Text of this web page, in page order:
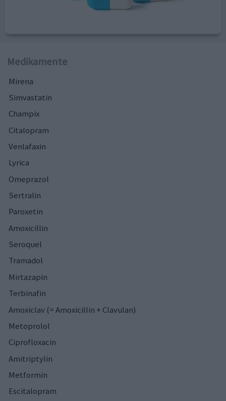
Medikamente
Mirena
Simvastatin
Champix
Citalopram
Venlafaxin
Lyrica
Omeprazol
Sertralin
Paroxetin
Amoxicillin
Seroquel
Tramadol
Mirtazapin
Terbinafin
Amoxiclav (= Amoxicillin + Clavulan)
Metoprolol
Ciprofloxacin
Amitriptylin
Metformin
Escitalopram